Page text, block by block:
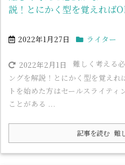
説！とにかく型を覚えれば
2022年1月27日 ライター
2022年2月1日
難しく考える
ングを解説！とにかく型を覚えれ
トを始めた方はセールスライティ
ことがある ...
記事を読む 難